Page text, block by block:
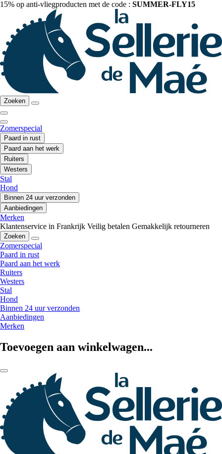
15% op anti-vliegproducten met de code : SUMMER-FLY15
Zoeken
Zomerspecial
Paard in rust
Paard aan het werk
Ruiters
Westers
Stal
Hond
Binnen 24 uur verzonden
Aanbiedingen
Merken
Klantenservice in Frankrijk Veilig betalen Gemakkelijk retourneren
Zoeken
Zomerspecial
Paard in rust
Paard aan het werk
Ruiters
Westers
Stal
Hond
Binnen 24 uur verzonden
Aanbiedingen
Merken
Toevoegen aan winkelwagen...